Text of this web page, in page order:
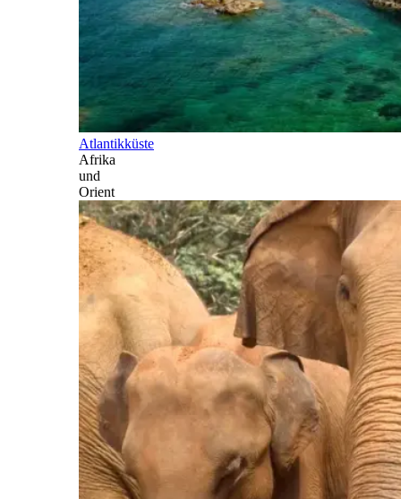
Atlantikküste
Afrika
und
Orient